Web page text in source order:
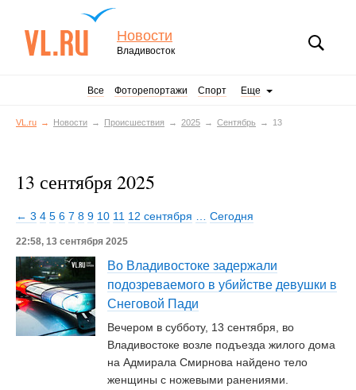
Новости
Владивосток
Все Фоторепортажи Спорт Еще
VL.ru Новости Происшествия 2025 Сентябрь 13
13 сентября 2025
← 3 4 5 6 7 8 9 10 11 12 сентября Сегодня
22:58, 13 сентября 2025
Во Владивостоке задержали
подозреваемого в убийстве девушки в
Снеговой Пади
Вечером в субботу, 13 сентября, во
Владивостоке возле подъезда жилого дома
на Адмирала Смирнова найдено тело
женщины с ножевыми ранениями.